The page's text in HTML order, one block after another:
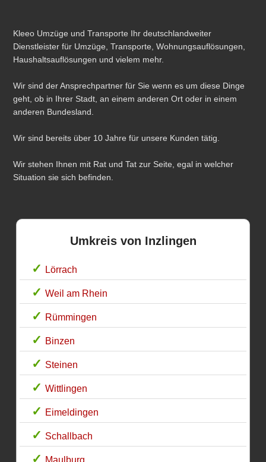
Kleeo Umzüge und Transporte Ihr deutschlandweiter
Dienstleister für Umzüge, Transporte, Wohnungsauflösungen,
Haushaltsauflösungen und vielem mehr.
Wir sind der Ansprechpartner für Sie wenn es um diese Dinge
geht, ob in Ihrer Stadt, an einem anderen Ort oder in einem
anderen Bundesland.
Wir sind bereits über 10 Jahre für unsere Kunden tätig.
Wir stehen Ihnen mit Rat und Tat zur Seite, egal in welcher
Situation sie sich befinden.
Umkreis von Inzlingen
Lörrach
Weil am Rhein
Rümmingen
Binzen
Steinen
Wittlingen
Eimeldingen
Schallbach
Maulburg